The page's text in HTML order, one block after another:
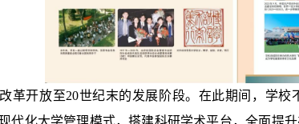
革开放至20世纪末的发展阶段。在此期间，学
代化大学管理模式，搭建科研学术平台，全面提